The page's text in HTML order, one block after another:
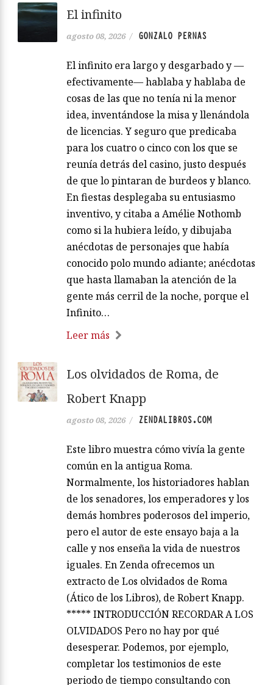
El infinito
agosto 08, 2026 / GONZALO PERNAS
El infinito era largo y desgarbado y —
efectivamente— hablaba y hablaba de
cosas de las que no tenía ni la menor
idea, inventándose la misa y llenándola
de licencias. Y seguro que predicaba
para los cuatro o cinco con los que se
reunía detrás del casino, justo después
de que lo pintaran de burdeos y blanco.
En fiestas desplegaba su entusiasmo
inventivo, y citaba a Amélie Nothomb
como si la hubiera leído, y dibujaba
anécdotas de personajes que había
conocido polo mundo adiante; anécdotas
que hasta llamaban la atención de la
gente más cerril de la noche, porque el
Infinito…
Leer más
Los olvidados de Roma, de
Robert Knapp
agosto 08, 2026 / ZENDALIBROS.COM
Este libro muestra cómo vivía la gente
común en la antigua Roma.
Normalmente, los historiadores hablan
de los senadores, los emperadores y los
demás hombres poderosos del imperio,
pero el autor de este ensayo baja a la
calle y nos enseña la vida de nuestros
iguales. En Zenda ofrecemos un
extracto de Los olvidados de Roma
(Ático de los Libros), de Robert Knapp.
***** INTRODUCCIÓN RECORDAR A LOS
OLVIDADOS Pero no hay por qué
desesperar. Podemos, por ejemplo,
completar los testimonios de este
periodo de tiempo consultando con